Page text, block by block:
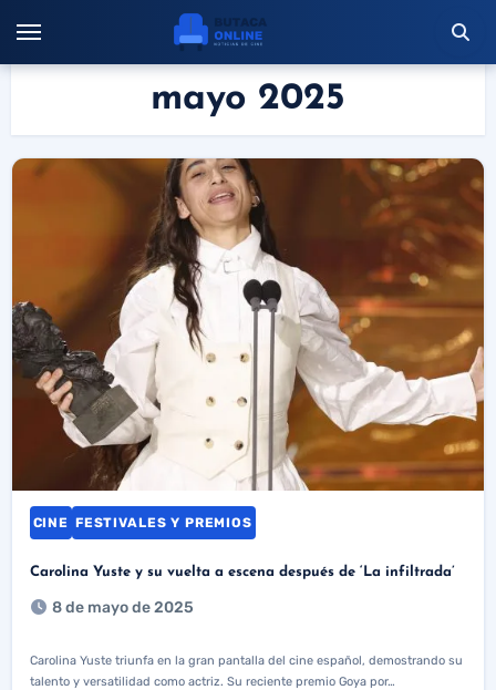
contenido
mayo 2025
CINE FESTIVALES Y PREMIOS
Carolina Yuste y su vuelta a escena después de ‘La infiltrada’
8 de mayo de 2025
Carolina Yuste triunfa en la gran pantalla del cine español, demostrando su
talento y versatilidad como actriz. Su reciente premio Goya por…